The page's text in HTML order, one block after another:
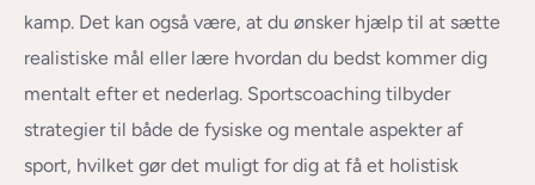
kamp. Det kan også være, at du ønsker hjælp til at sætte
realistiske mål eller lære hvordan du bedst kommer dig
mentalt efter et nederlag. Sportscoaching tilbyder
strategier til både de fysiske og mentale aspekter af
sport, hvilket gør det muligt for dig at få et holistisk